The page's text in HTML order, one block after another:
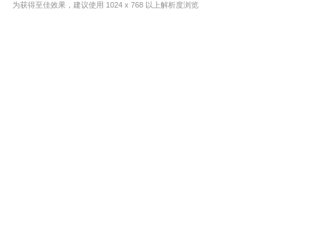
为获得至佳效果，建议使用 1024 x 768 以上解析度浏览